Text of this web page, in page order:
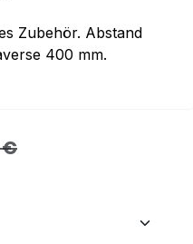
Zubehör. Abstand
400 mm.